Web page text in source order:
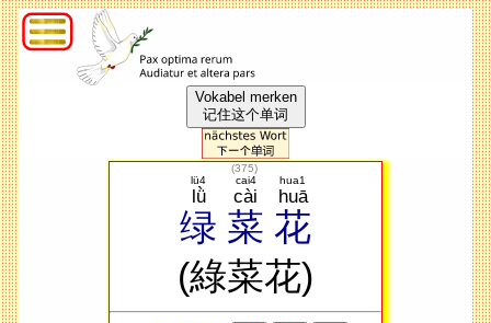
Vokabel merken
记住这个单词
(375)
绿
lǜ
lü4
菜
cài
cai4
花
huā
hua1
(綠菜花)